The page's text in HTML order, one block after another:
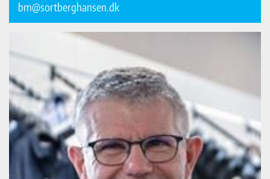
bm@sortberghansen.dk